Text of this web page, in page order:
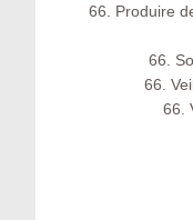
66. Produire
66.
66.
66.